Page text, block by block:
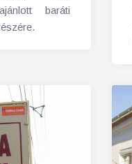
baráti